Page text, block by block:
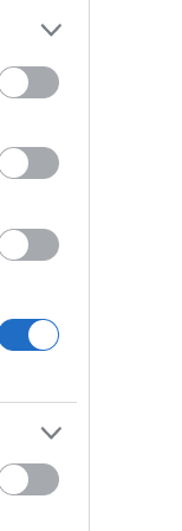
kis falunk
Mix
közt
TV
Takács Gábor
sorozat